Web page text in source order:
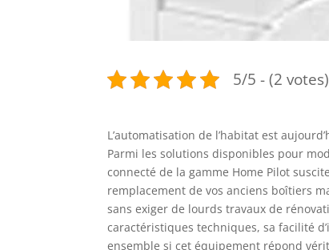
5/5 - (2 votes)
L’automatisation de l’habitat est
Parmi les solutions disponibles pour
connecté de la gamme Home Pilot
remplacement de vos anciens boîtiers
sans exiger de lourds travaux de
caractéristiques techniques, sa facilité
ensemble si cet équipement répond